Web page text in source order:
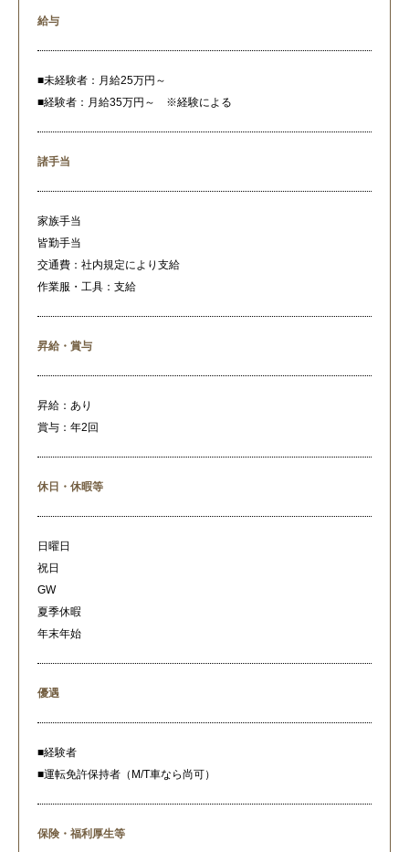
給与
■未経験者：月給25万円～
■経験者：月給35万円～ ※経験による
諸手当
家族手当
皆勤手当
交通費：社内規定により支給
作業服・工具：支給
昇給・賞与
昇給：あり
賞与：年2回
休日・休暇等
日曜日
祝日
GW
夏季休暇
年末年始
優遇
■経験者
■運転免許保持者（M/T車なら尚可）
保険・福利厚生等